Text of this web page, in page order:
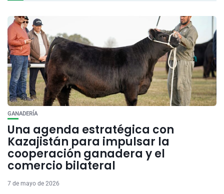
GANADERÍA
Una agenda estratégica con
Kazajistán para impulsar la
cooperación ganadera y el
comercio bilateral
7 de mayo de 2026